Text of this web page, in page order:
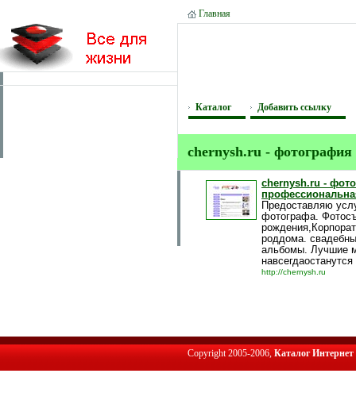
Главная
Каталог Добавить ссылку
chernysh.ru - фотография
chernysh.ru -
Предоставляю
фотографа.
роддома.
альбомы. Лучшие
http://chernysh.ru
Copyright 2005-2006, Каталог Интернет